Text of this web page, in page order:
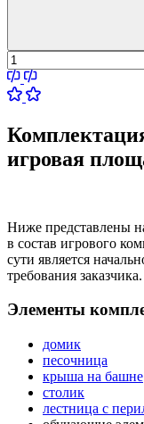
игровая
Ниже представлены
в состав игрового
сути является
требования заказчика.
Элементы
домик
песочница
крыша на башне
столик
лестница с